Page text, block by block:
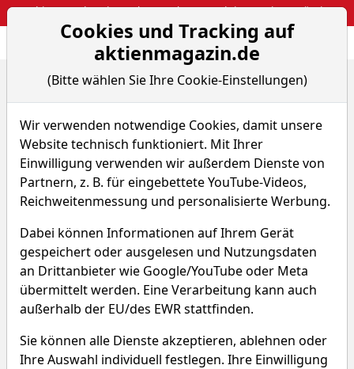
Webinar: So kassierst du trotzdem attraktive Optionsprämien
Aktien- und
Artikel
Strategien
Märkte am Limit: Zehn Grafiken, die jeder Investo...
Strategien
Märkte am Limit: Zehn
Grafiken, die jeder Investor
kennen muss
Von J. Research ( Freier Redakteur)
–
Aktualisiert am 13.06.26 07:42
Cookies und Tracking auf
aktienmagazin.de
(Bitte wählen Sie Ihre Cookie-Einstellungen)
Wir verwenden notwendige Cookies, damit unsere
Website technisch funktioniert. Mit Ihrer
Einwilligung verwenden wir außerdem Dienste von
Partnern, z. B. für eingebettete YouTube-Videos,
Reichweitenmessung und personalisierte Werbung.
Dabei können Informationen auf Ihrem Gerät
gespeichert oder ausgelesen und Nutzungsdaten
an Drittanbieter wie Google/YouTube oder Meta
übermittelt werden. Eine Verarbeitung kann auch
außerhalb der EU/des EWR stattfinden.
Sie können alle Dienste akzeptieren, ablehnen oder
Ihre Auswahl individuell festlegen. Ihre Einwilligung